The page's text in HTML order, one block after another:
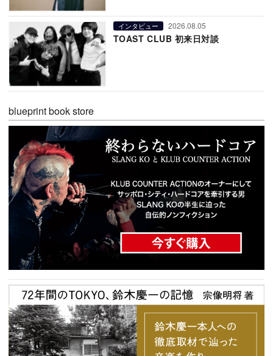
インタビュー 2026.08.05
TOAST CLUB 初来日対談
blueprint book store